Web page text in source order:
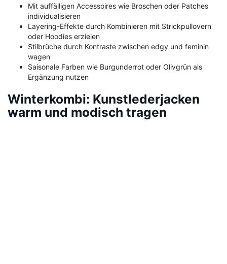
Mit auffälligen Accessoires wie Broschen oder Patches
individualisieren
Layering-Effekte durch Kombinieren mit Strickpullovern
oder Hoodies erzielen
Stilbrüche durch Kontraste zwischen edgy und feminin
wagen
Saisonale Farben wie Burgunderrot oder Olivgrün als
Ergänzung nutzen
Winterkombi: Kunstlederjacken
warm und modisch tragen